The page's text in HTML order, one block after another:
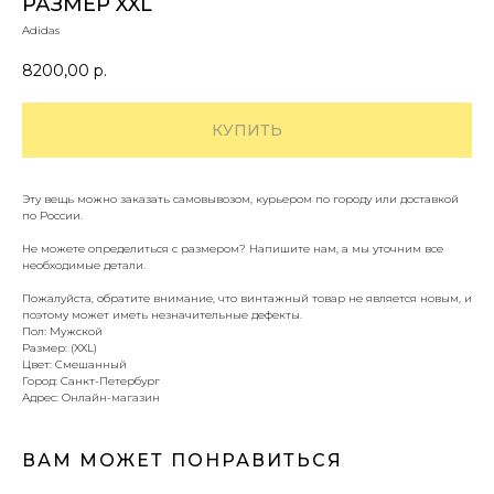
Adidas
8200,00 р.
КУПИТЬ
Эту вещь можно заказать самовывозом, курьером по городу или доставкой
по России.
Не можете определиться с размером? Напишите нам, а мы уточним все
необходимые детали.
Пожалуйста, обратите внимание, что винтажный товар не является новым, и
поэтому может иметь незначительные дефекты.
Пол: Мужской
Размер: (XXL)
Цвет: Смешанный
Город: Санкт-Петербург
Адрес: Онлайн-магазин
ВАМ МОЖЕТ ПОНРАВИТЬСЯ